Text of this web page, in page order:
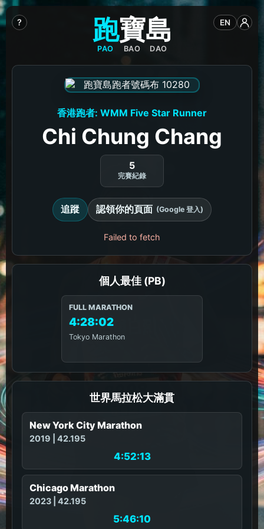
? EN
跑
PAO
寶
BAO
島
DAO
香港跑者: WMM Five Star Runner
Chi Chung Chang
5
完賽紀錄
追蹤 認領你的頁面 (Google 登入)
Failed to fetch
個人最佳 (PB)
FULL MARATHON
4:28:02
Tokyo Marathon
世界馬拉松大滿貫
New York City Marathon
2019 | 42.195
4:52:13
Chicago Marathon
2023 | 42.195
5:46:10